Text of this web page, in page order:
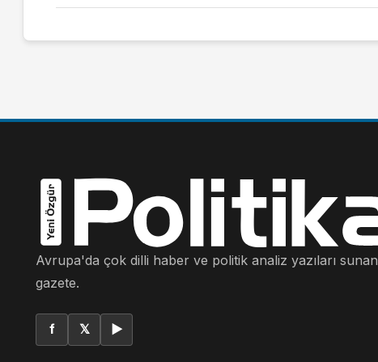
Avrupa'da çok dilli haber ve politik analiz yazıları sunan
gazete.
f 𝕏 ▶